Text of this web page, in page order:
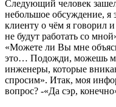
Следующий человек
небольшое обсуждение, я
клиенту о чём я говорил
не будут работать со
«Можете ли Вы мне
это… Подожди, можешь
инженеры, которые
спросим». Итак, моя
вопрос? -«Да сэр,